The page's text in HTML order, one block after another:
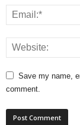
Save my name,
comment.